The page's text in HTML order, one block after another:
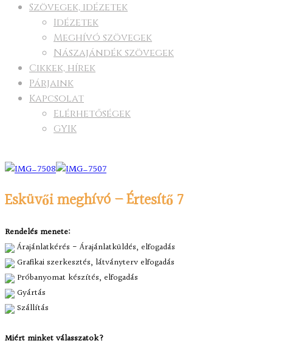
Szövegek, idézetek
Idézetek
Meghívó szövegek
Nászajándék szövegek
Cikkek, hírek
Párjaink
Kapcsolat
Elérhetőségek
GYIK
Esküvői meghívó – Értesítő 7
Rendelés menete:
Árajánlatkérés - Árajánlatküldés, elfogadás
Grafikai szerkesztés, látványterv elfogadás
Próbanyomat készítés, elfogadás
Gyártás
Szállítás
Miért minket válasszatok?